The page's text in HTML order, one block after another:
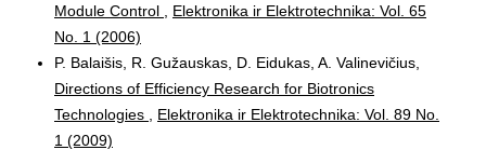
Module Control
Elektronika ir Elektrotechnika: Vol. 65
No. 1 (2006)
P. Balaišis, R. Gužauskas, D. Eidukas, A. Valinevičius,
Directions of Efficiency Research for Biotronics
Technologies
Elektronika ir Elektrotechnika: Vol. 89 No.
1 (2009)